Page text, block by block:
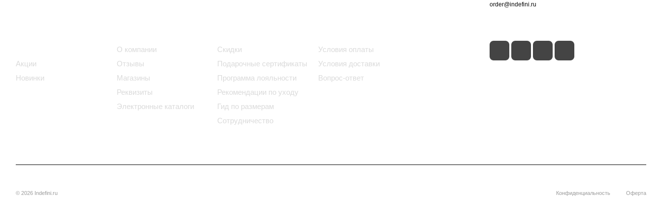
Акции
Новинки
О компании
Отзывы
Магазины
Реквизиты
Электронные каталоги
Скидки
Подарочные сертификаты
Программа лояльности
Рекомендации по уходу
Гид по размерам
Сотрудничество
Условия оплаты
Условия доставки
Вопрос-ответ
order@indefini.ru
© 2026 Indefini.ru Конфиденциальность Оферта